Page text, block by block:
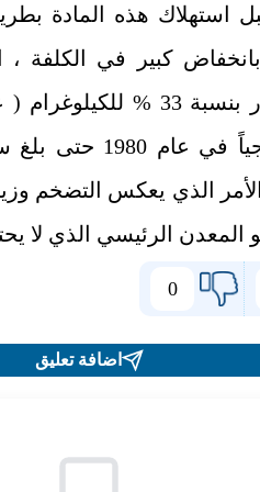
استهلاك هذه المادة
بانخفاض كبير في الكلفة
الأسعار تدريجياً
، الأمر الذي يعكس التضخم
المعدن الرئيسي الذي لا
0
اضافة تعليق